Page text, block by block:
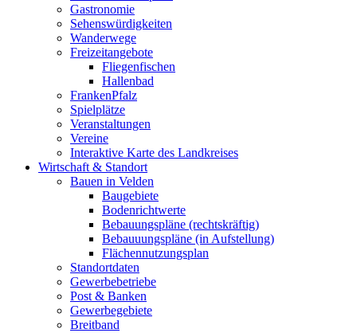
Gastronomie
Sehenswürdigkeiten
Wanderwege
Freizeitangebote
Fliegenfischen
Hallenbad
FrankenPfalz
Spielplätze
Veranstaltungen
Vereine
Interaktive Karte des Landkreises
Wirtschaft & Standort
Bauen in Velden
Baugebiete
Bodenrichtwerte
Bebauungspläne (rechtskräftig)
Bebauuungspläne (in Aufstellung)
Flächennutzungsplan
Standortdaten
Gewerbebetriebe
Post & Banken
Gewerbegebiete
Breitband